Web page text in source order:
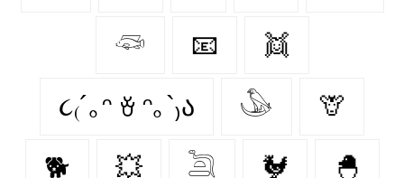
𓆛 📧 👯
૮₍´｡ᵔ ꈊ ᵔ｡`₎ა 𓅇 🦒
🐕 💥 𓆖 🐓 🐣